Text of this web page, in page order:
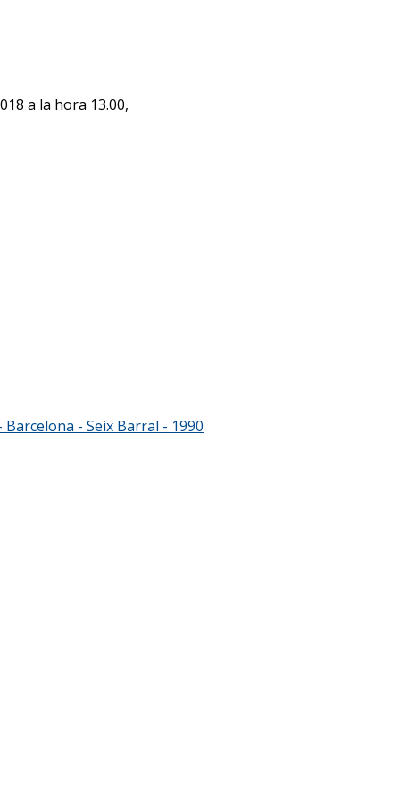
a la hora 13.00,
- Seix Barral - 1990